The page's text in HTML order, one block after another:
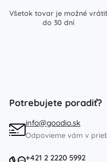
Všetok tovar je možné vrátiť
do 30 dní
Potrebujete poradiť?
info@goodio.sk
Odpovieme vám v
+421 2 2220 5992